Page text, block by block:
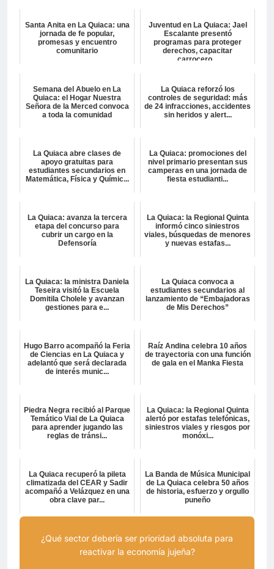
Santa Anita en La Quiaca: una
jornada de fe popular,
promesas y encuentro
comunitario
Juventud en La Quiaca: Jael
Escalante presentó
programas para proteger
derechos, capacitar
carrocero...
Semana del Abuelo en La
Quiaca: el Hogar Nuestra
Señora de la Merced convoca
a toda la comunidad
La Quiaca reforzó los
controles de seguridad: más
de 24 infracciones, accidentes
sin heridos y alert...
La Quiaca abre clases de
apoyo gratuitas para
estudiantes secundarios en
Matemática, Física y Químic...
La Quiaca: promociones del
nivel primario presentan sus
camperas en una jornada de
fiesta estudianti...
La Quiaca: avanza la tercera
etapa del concurso para
cubrir un cargo en la
Defensoría
La Quiaca: la Regional Quinta
informó cinco siniestros
viales, búsquedas de menores
y nuevas estafas...
La Quiaca: la ministra Daniela
Teseira visitó la Escuela
Domitila Cholele y avanzan
gestiones para e...
La Quiaca convoca a
estudiantes secundarios al
lanzamiento de “Embajadoras
de Mis Derechos”
Hugo Barro acompañó la Feria
de Ciencias en La Quiaca y
adelantó que será declarada
de interés munic...
Raíz Andina celebra 10 años
de trayectoria con una función
de gala en el Manka Fiesta
Piedra Negra recibió al Parque
Temático Vial de La Quiaca
para aprender jugando las
reglas de tránsi...
La Quiaca: la Regional Quinta
alertó por estafas telefónicas,
siniestros viales y riesgos por
monóxi...
La Quiaca recuperó la pileta
climatizada del CEAR y Sadir
acompañó a Velázquez en una
obra clave par...
La Banda de Música Municipal
de La Quiaca celebra 50 años
de historia, esfuerzo y orgullo
puneño
¿Qué sector debería ser prioridad absoluta para
reactivar la economía jujeña?